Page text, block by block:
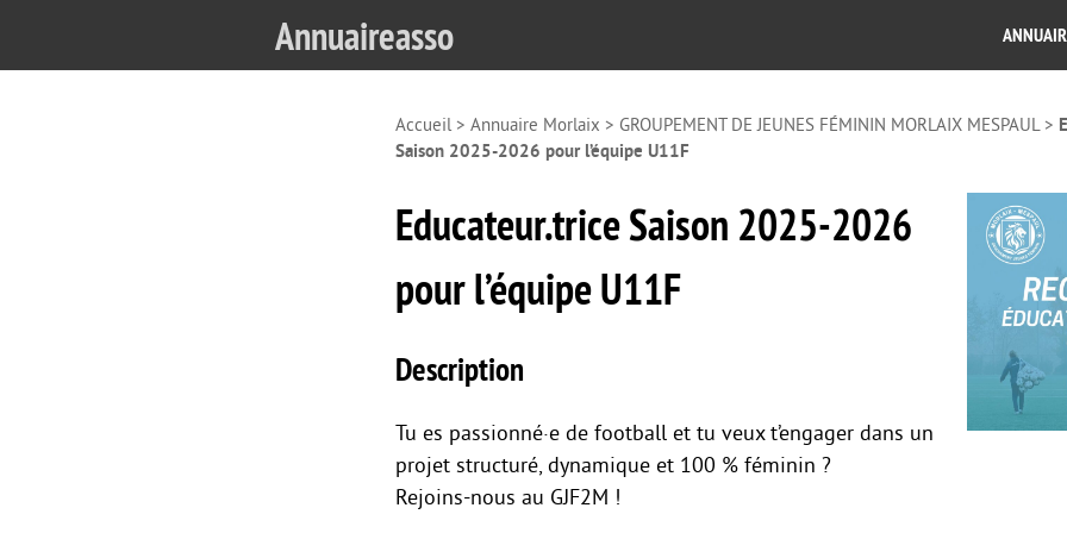
Annuaireasso
Accueil> Annuaire Morlaix > GROUPEMENT DE JEUNES FÉMININ MORLAIX MESPAUL>
Saison 2025-2026 pour l’équipe U11F
Educateur.trice Saison 2025-2026
pour l’équipe U11F
Description
Tu es passionné·e de football et tu veux t’engager dans un
projet structuré, dynamique et 100 % féminin ?
Rejoins-nous au GJF2M !